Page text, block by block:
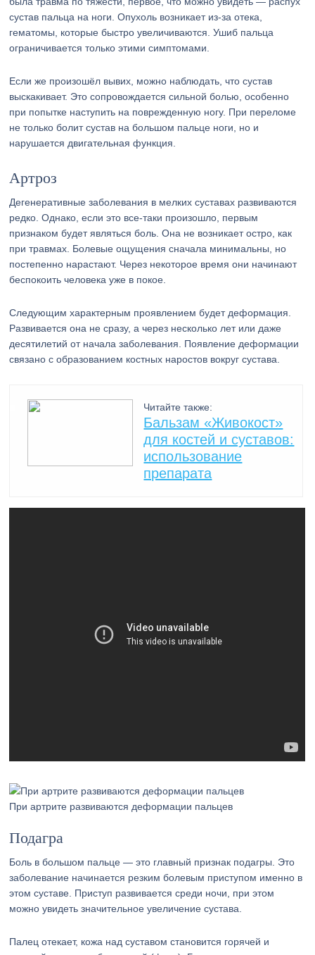
сустав пальца на ноги. Опухоль возникает из-за отека,
гематомы, которые быстро увеличиваются. Ушиб пальца
ограничивается только этими симптомами.
Если же произошёл вывих, можно наблюдать, что сустав
выскакивает. Это сопровождается сильной болью, особенно
при попытке наступить на поврежденную ногу. При переломе
не только болит сустав на большом пальце ноги, но и
нарушается двигательная функция.
Артроз
Дегенеративные заболевания в мелких суставах развиваются
редко. Однако, если это все-таки произошло, первым
признаком будет являться боль. Она не возникает остро, как
при травмах. Болевые ощущения сначала минимальны, но
постепенно нарастают. Через некоторое время они начинают
беспокоить человека уже в покое.
Следующим характерным проявлением будет деформация.
Развивается она не сразу, а через несколько лет или даже
десятилетий от начала заболевания. Появление деформации
связано с образованием костных наростов вокруг сустава.
Читайте также:
Бальзам «Живокост»
для костей и суставов:
использование
препарата
При артрите развиваются деформации пальцев
Подагра
Боль в большом пальце — это главный признак подагры. Это
заболевание начинается резким болевым приступом именно в
этом суставе. Приступ развивается среди ночи, при этом
можно увидеть значительное увеличение сустава.
Палец отекает, кожа над суставом становится горячей и